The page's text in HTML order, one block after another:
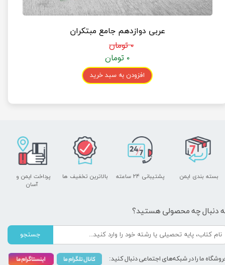
عربی دوازدهم جامع مبتکران
۰ تومان
۰ تومان
افزودن به سبد خرید
پشتیبانی ۲۴ ساعته
پرداخت ایمن و ​​​​​​​
آسان
بسته بندی ایمن بالاترین تخفیف ها
دنبال چه محصولی هستید؟
جستجو
ما را در شبکه‌های اجتماعی دنبال کنید: